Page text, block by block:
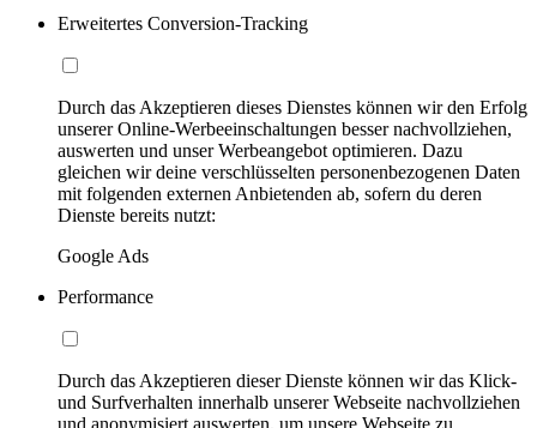
Erweitertes Conversion-Tracking
Durch das Akzeptieren dieses Dienstes können wir den Erfolg
unserer Online-Werbeeinschaltungen besser nachvollziehen,
auswerten und unser Werbeangebot optimieren. Dazu
gleichen wir deine verschlüsselten personenbezogenen Daten
mit folgenden externen Anbietenden ab, sofern du deren
Dienste bereits nutzt:
Google Ads
Performance
Durch das Akzeptieren dieser Dienste können wir das Klick-
und Surfverhalten innerhalb unserer Webseite nachvollziehen
und anonymisiert auswerten, um unsere Webseite zu